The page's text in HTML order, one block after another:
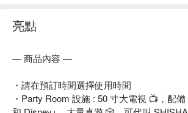
亮點
— 商品內容 —
・請在預訂時間選擇使用時間
・Party Room 設施 : 50 寸大電視 📺，配